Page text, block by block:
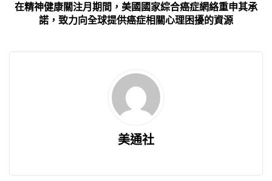
在精神健康關注月期間，美國國家綜合癌症網絡重申其承
諾，致力向全球提供癌症相關心理困擾的資源
美通社